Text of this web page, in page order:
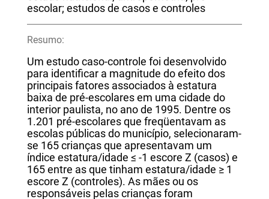
escolar; estudos de casos e controles
Resumo:
Um estudo caso-controle foi desenvolvido
para identificar a magnitude do efeito dos
principais fatores associados à estatura
baixa de pré-escolares em uma cidade do
interior paulista, no ano de 1995. Dentre os
1.201 pré-escolares que freqüentavam as
escolas públicas do município, selecionaram-
se 165 crianças que apresentavam um
índice estatura/idade ≤ -1 escore Z (casos) e
165 entre as que tinham estatura/idade ≥ 1
escore Z (controles). As mães ou os
responsáveis pelas crianças foram